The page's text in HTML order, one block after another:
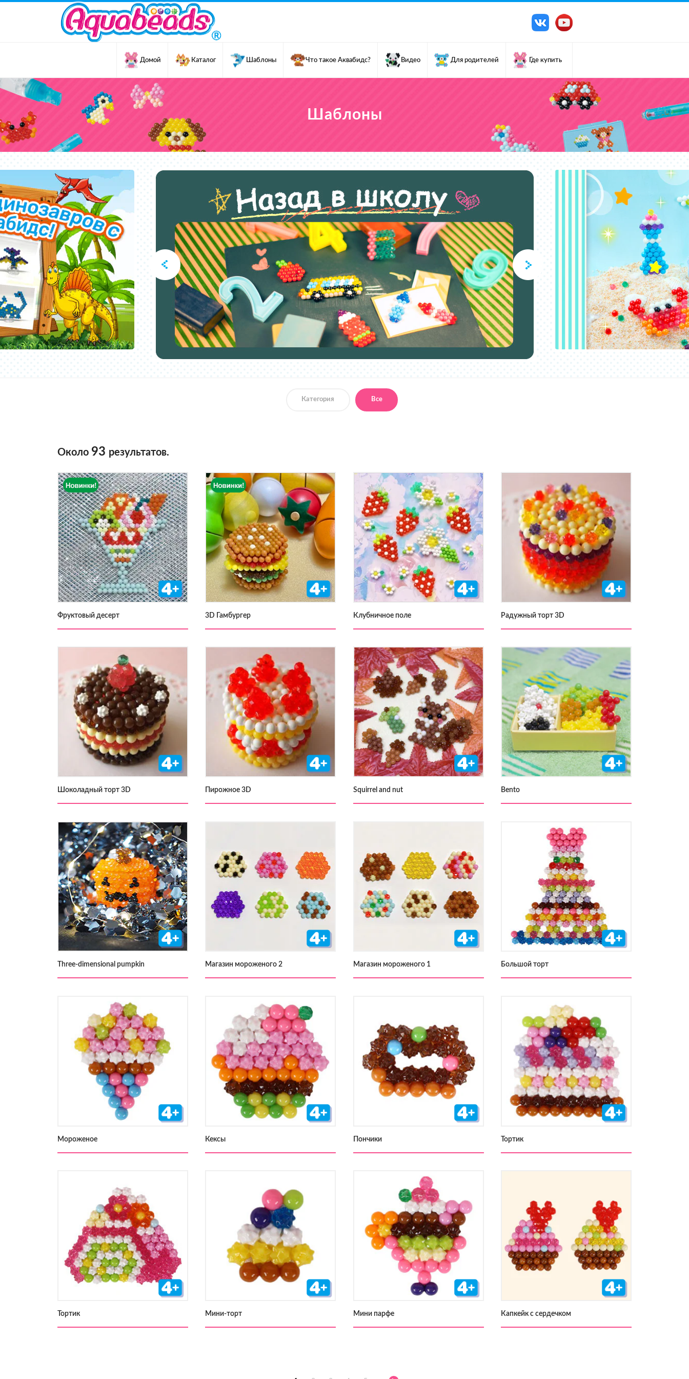
Домой Каталог Шаблоны Что такое Аквабидс? Видео Для родителей Где купить
Шаблоны
Категория Все
Около 93 результатов.
Фруктовый десерт 3D Гамбургер Клубничное поле Радужный торт 3D
Шоколадный торт 3D Пирожное 3D Squirrel and nut Bento
Three-dimensional pumpkin Магазин мороженого 2 Магазин мороженого 1 Большой торт
Мороженое Кексы Пончики Тортик
Тортик Мини-торт Мини парфе Капкейк с сердечком